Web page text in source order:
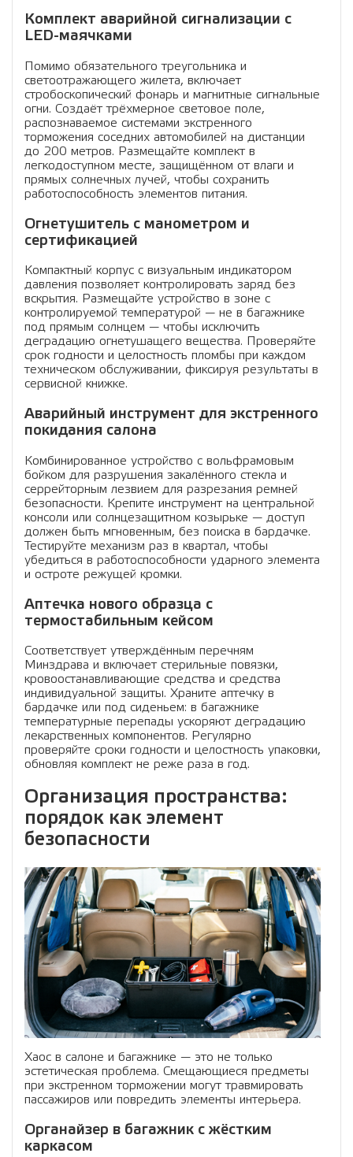
Комплект аварийной сигнализации с
LED-маячками
Помимо обязательного треугольника и
светоотражающего жилета, включает
стробоскопический фонарь и магнитные сигнальные
огни. Создаёт трёхмерное световое поле,
распознаваемое системами экстренного
торможения соседних автомобилей на дистанции
до 200 метров. Размещайте комплект в
легкодоступном месте, защищённом от влаги и
прямых солнечных лучей, чтобы сохранить
работоспособность элементов питания.
Огнетушитель с манометром и
сертификацией
Компактный корпус с визуальным индикатором
давления позволяет контролировать заряд без
вскрытия. Размещайте устройство в зоне с
контролируемой температурой — не в багажнике
под прямым солнцем — чтобы исключить
деградацию огнетушащего вещества. Проверяйте
срок годности и целостность пломбы при каждом
техническом обслуживании, фиксируя результаты в
сервисной книжке.
Аварийный инструмент для экстренного
покидания салона
Комбинированное устройство с вольфрамовым
бойком для разрушения закалённого стекла и
серрейторным лезвием для разрезания ремней
безопасности. Крепите инструмент на центральной
консоли или солнцезащитном козырьке — доступ
должен быть мгновенным, без поиска в бардачке.
Тестируйте механизм раз в квартал, чтобы
убедиться в работоспособности ударного элемента
и остроте режущей кромки.
Аптечка нового образца с
термостабильным кейсом
Соответствует утверждённым перечням
Минздрава и включает стерильные повязки,
кровоостанавливающие средства и средства
индивидуальной защиты. Храните аптечку в
бардачке или под сиденьем: в багажнике
температурные перепады ускоряют деградацию
лекарственных компонентов. Регулярно
проверяйте сроки годности и целостность упаковки,
обновляя комплект не реже раза в год.
Организация пространства:
порядок как элемент
безопасности
Хаос в салоне и багажнике — это не только
эстетическая проблема. Смещающиеся предметы
при экстренном торможении могут травмировать
пассажиров или повредить элементы интерьера.
Органайзер в багажник с жёстким
каркасом